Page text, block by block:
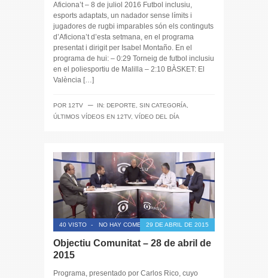
Aficiona’t – 8 de juliol 2016 Futbol inclusiu,
esports adaptats, un nadador sense límits i
jugadores de rugbi imparables són els continguts
d’Aficiona’t d’esta setmana, en el programa
presentat i dirigit per Isabel Montaño. En el
programa de hui: – 0:29 Torneig de futbol inclusiu
en el poliesportiu de Malilla – 2:10 BÀSKET: El
València […]
POR 12TV ─ IN: DEPORTE, SIN CATEGORÍA,
ÚLTIMOS VÍDEOS EN 12TV, VÍDEO DEL DÍA
40 VISTO - NO HAY COMENTARIOS29 DE ABRIL DE 2015
Objectiu Comunitat – 28 de abril de
2015
Programa, presentado por Carlos Rico, cuyo